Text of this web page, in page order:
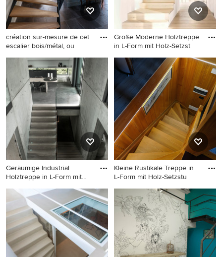
création sur-mesure de cet
escalier bois/métal, ou
Mittelgroße Moderne Treppe
in L-Form mit offenen
Setzstufen in Straßburg
Große Moderne Holztreppe
in L-Form mit Holz-Setzst
Große Moderne Holztreppe
in L-Form mit Holz-
Setzstufen in München
Geräumige Industrial
Holztreppe in L-Form mit
Geräumige Industrial
Holztreppe in L-Form mit
Holz-Setzstufen in Sonstige
Kleine Rustikale Treppe in
L-Form mit Holz-Setzstu
Kleine Rustikale Treppe in L-
Form mit Holz-Setzstufen in
Sonstige